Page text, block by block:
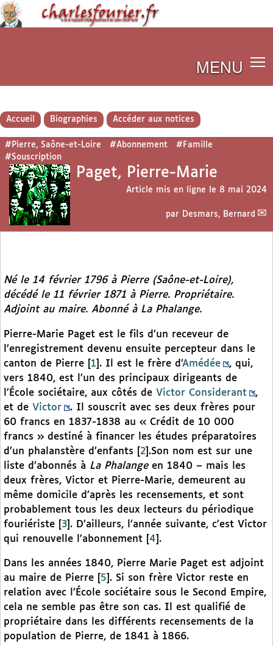
MENU
Accueil Biographies Accéder aux notices
#Pierre, Saône-et-Loire #Abonnement
#Famille
#Souscription
Paget, Pierre-Marie
Article mis en ligne le 8 mai 2024
par Desmars, Bernard
Né le 14 février 1796 à Pierre (Saône-et-Loire),
décédé le 11 février 1871 à Pierre. Propriétaire.
Adjoint au maire. Abonné à La Phalange.
Pierre-Marie Paget est le fils d’un receveur de
l’enregistrement devenu ensuite percepteur dans le
canton de Pierre
1 . Il est le frère d’Amédée
, qui,
vers 1840, est l’un des principaux dirigeants de
l’École sociétaire, aux côtés de Victor Considerant
,
et de Victor
. Il souscrit avec ses deux frères pour
60 francs en 1837-1838 au « Crédit de 10 000
francs » destiné à financer les études préparatoires
d’un phalanstère d’enfants
2 .Son nom est sur une
liste d’abonnés à La Phalange en 1840 – mais les
deux frères, Victor et Pierre-Marie, demeurent au
même domicile d’après les recensements, et sont
probablement tous les deux lecteurs du périodique
fouriériste
3 . D’ailleurs, l’année suivante, c’est Victor
qui renouvelle l’abonnement
4 .
Dans les années 1840, Pierre Marie Paget est adjoint
au maire de Pierre
5 . Si son frère Victor reste en
relation avec l’École sociétaire sous le Second Empire,
cela ne semble pas être son cas. Il est qualifié de
propriétaire dans les différents recensements de la
population de Pierre, de 1841 à 1866.